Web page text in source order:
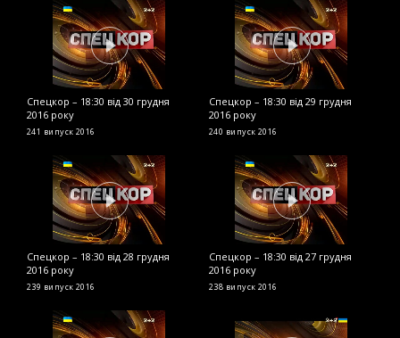
Спецкор – 18:30 від 30 грудня
2016 року
241 випуск 2016
Спецкор – 18:30 від 29 грудня
2016 року
240 випуск 2016
Спецкор – 18:30 від 28 грудня
2016 року
239 випуск 2016
Спецкор – 18:30 від 27 грудня
2016 року
238 випуск 2016